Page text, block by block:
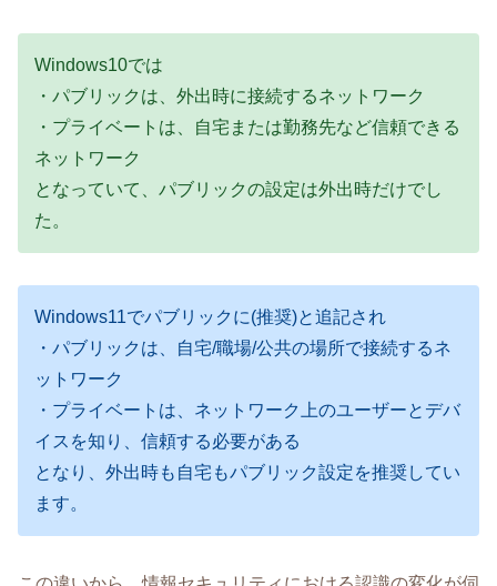
Windows10では
・パブリックは、外出時に接続するネットワーク
・プライベートは、自宅または勤務先など信頼できる
ネットワーク
となっていて、パブリックの設定は外出時だけでし
た。
Windows11でパブリックに(推奨)と追記され
・パブリックは、自宅/職場/公共の場所で接続するネ
ットワーク
・プライベートは、ネットワーク上のユーザーとデバ
イスを知り、信頼する必要がある
となり、外出時も自宅もパブリック設定を推奨してい
ます。